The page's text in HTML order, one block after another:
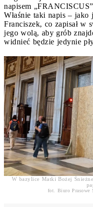
napisem
Właśnie taki napis – jako
Franciszek, co zapisał w
jego wolą, aby grób
widnieć będzie jedynie
W bazylice Matki Bożej
fot. Biuro Prasowe